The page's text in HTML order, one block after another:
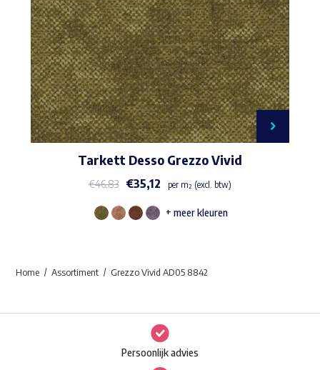
Tarkett Desso Grezzo Vivid
€46,83 €35,12 per m² (excl. btw)
Dit
Deze
optie
kan
+ meer kleuren
Home Assortiment Grezzo Vivid AD05 8842
Persoonlijk advies